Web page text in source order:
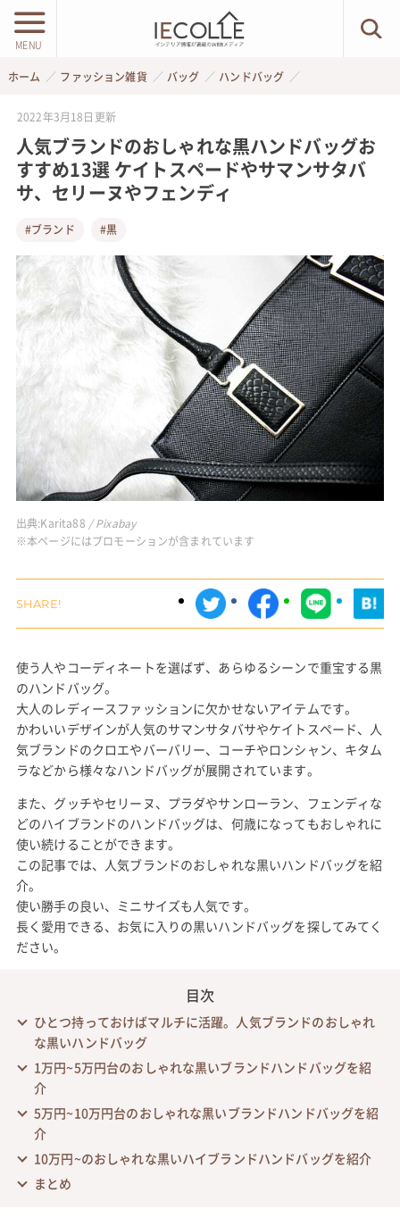
MENU
ホーム ファッション雑貨 バッグ ハンドバッグ
2022年3月18日 更新
人気ブランドのおしゃれな黒ハンドバッグお
すすめ13選 ケイトスペードやサマンサタバ
サ、セリーヌやフェンディ
#ブランド #黒
出典:Karita88 / Pixabay
※本ページにはプロモーションが含まれています
使う人やコーディネートを選ばず、あらゆるシーンで重宝する黒
のハンドバッグ。
大人のレディースファッションに欠かせないアイテムです。
かわいいデザインが人気のサマンサタバサやケイトスペード、人
気ブランドのクロエやバーバリー、コーチやロンシャン、キタム
ラなどから様々なハンドバッグが展開されています。
また、グッチやセリーヌ、プラダやサンローラン、フェンディな
どのハイブランドのハンドバッグは、何歳になってもおしゃれに
使い続けることができます。
この記事では、人気ブランドのおしゃれな黒いハンドバッグを紹
介。
使い勝手の良い、ミニサイズも人気です。
長く愛用できる、お気に入りの黒いハンドバッグを探してみてく
ださい。
目次
ひとつ持っておけばマルチに活躍。人気ブランドのおしゃれ
な黒いハンドバッグ
1万円~5万円台のおしゃれな黒いブランドハンドバッグを紹
介
5万円~10万円台のおしゃれな黒いブランドハンドバッグを紹
介
10万円~のおしゃれな黒いハイブランドハンドバッグを紹介
まとめ